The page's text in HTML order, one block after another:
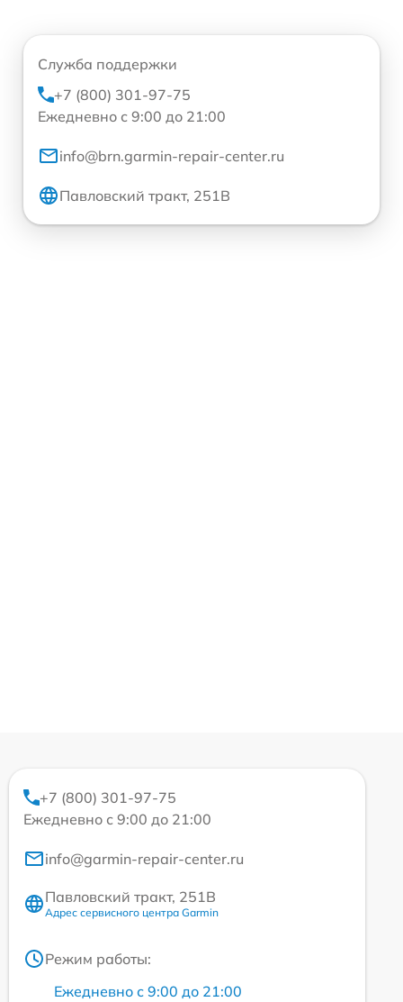
Служба поддержки
+7 (800) 301-97-75
Ежедневно с 9:00 до 21:00
info@brn.garmin-repair-center.ru
Павловский тракт, 251В
+7 (800) 301-97-75
Ежедневно с 9:00 до 21:00
info@garmin-repair-center.ru
Павловский тракт, 251В
Адрес сервисного центра Garmin
Режим работы:
Ежедневно с 9:00 до 21:00